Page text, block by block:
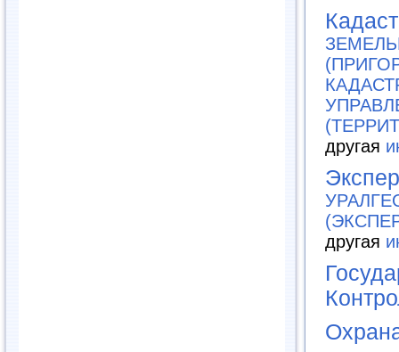
другая
другая